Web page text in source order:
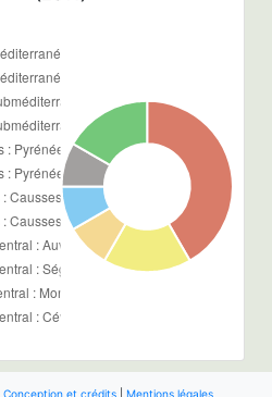
Conception et crédits| Mentions légales